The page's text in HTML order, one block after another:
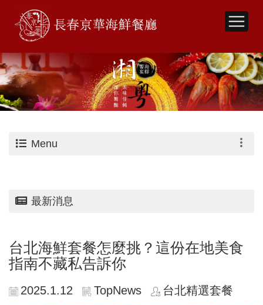
Menu
最新消息
台北海鮮套餐怎麼挑？這份在地美食
指南不藏私告訴你
2025.1.12 TopNews 台北精選套餐